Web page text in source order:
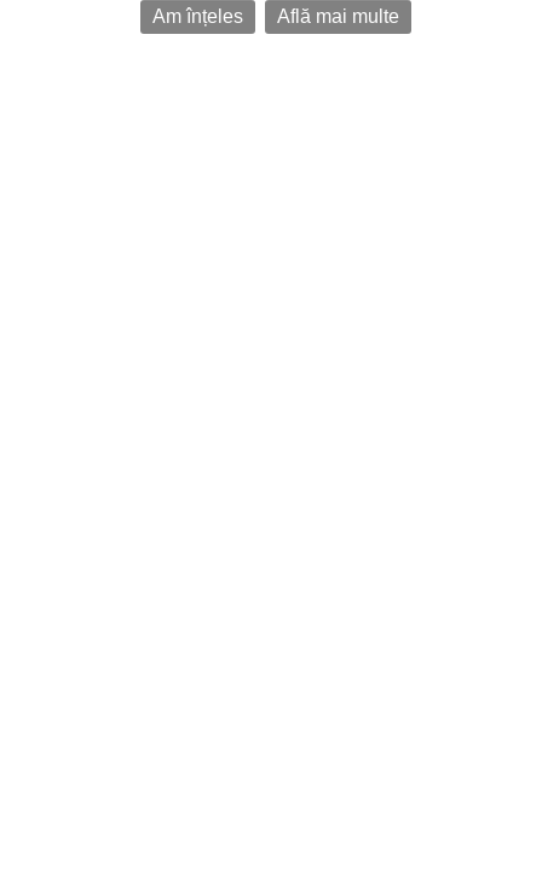
Am înțeles
Află mai multe